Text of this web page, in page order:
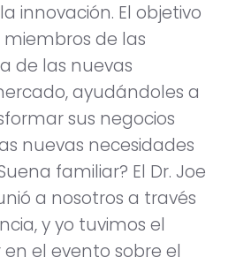
innovación. El objetivo
de las
de las nuevas
ayudándoles a
sus negocios
nuevas necesidades
familiar? El Dr. Joe
a nosotros a través
y yo tuvimos el
el evento sobre el